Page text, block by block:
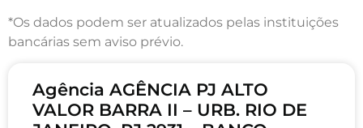
*Os dados podem ser atualizados pelas instituições
bancárias sem aviso prévio.
Agência AGÊNCIA PJ ALTO
VALOR BARRA II – URB. RIO DE